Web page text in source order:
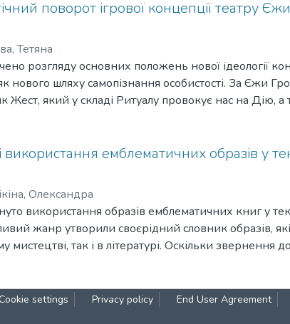
поворот ігрової концепції театру
Тетяна
розгляду основних положень нової ідеології
нового шляху самопізнання особистості. За Єжи
Жест, який у складі Ритуалу провокує нас на Дію,
нової актуалізації втраченої безпосередності
використання емблематичних образів у
Олександра
використання образів емблематичних книг у
жанр утворили своєрідний словник образів,
мистецтві, так і в літературі. Оскільки
«Алфавіт, або Буквар світу».
Cookie settings Privacy policy End User Agreement